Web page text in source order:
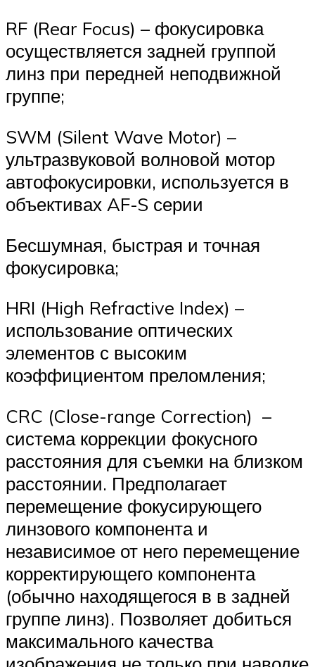
RF (Rear Focus) – фокусировка
осуществляется задней группой
линз при передней неподвижной
группе;
SWM (Silent Wave Motor) –
ультразвуковой волновой мотор
автофокусировки, используется в
объективах AF-S серии
Бесшумная, быстрая и точная
фокусировка;
HRI (High Refractive Index) –
использование оптических
элементов с высоким
коэффициентом преломления;
CRC (Close-range Correction) –
система коррекции фокусного
расстояния для съемки на близком
расстоянии. Предполагает
перемещение фокусирующего
линзового компонента и
независимое от него перемещение
корректирующего компонента
(обычно находящегося в в задней
группе линз). Позволяет добиться
максимального качества